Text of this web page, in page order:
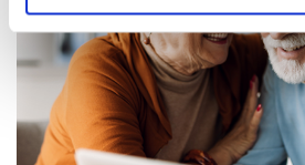
Identify your device by
specific characteristics
Find out more about how your
and set your preferences in the